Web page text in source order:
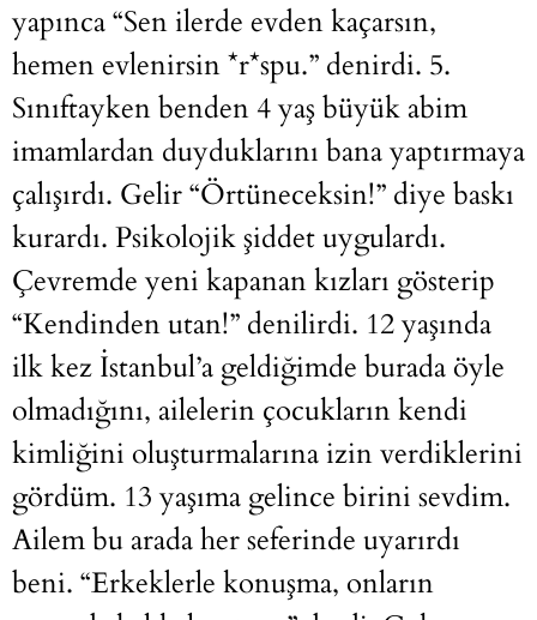
yapınca “Sen ilerde evden kaçarsın,
hemen evlenirsin *r*spu.” denirdi. 5.
Sınıftayken benden 4 yaş büyük abim
imamlardan duyduklarını bana yaptırmaya
çalışırdı. Gelir “Örtüneceksin!” diye baskı
kurardı. Psikolojik şiddet uygulardı.
Çevremde yeni kapanan kızları gösterip
“Kendinden utan!” denilirdi. 12 yaşında
ilk kez İstanbul’a geldiğimde burada öyle
olmadığını, ailelerin çocukların kendi
kimliğini oluşturmalarına izin verdiklerini
gördüm. 13 yaşıma gelince birini sevdim.
Ailem bu arada her seferinde uyarırdı
beni. “Erkeklerle konuşma, onların